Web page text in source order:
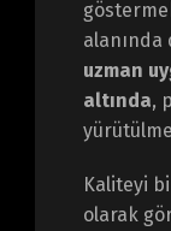
alanında
uzman
altında,
Kaliteyi
olarak